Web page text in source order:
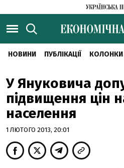
НОВИНИ ПУБЛІКАЦІЇ КОЛОНКИ
У Януковича
підвищення цін
населення
1 ЛЮТОГО 2013, 20:01